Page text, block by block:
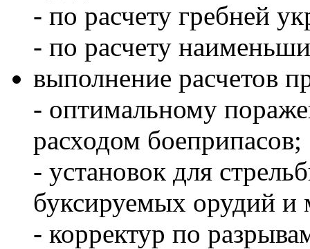
- по расчету гребней
- по расчету
выполнение расчетов
- оптимальному
расходом боеприпасов;
- установок для
буксируемых орудий и
- корректур по